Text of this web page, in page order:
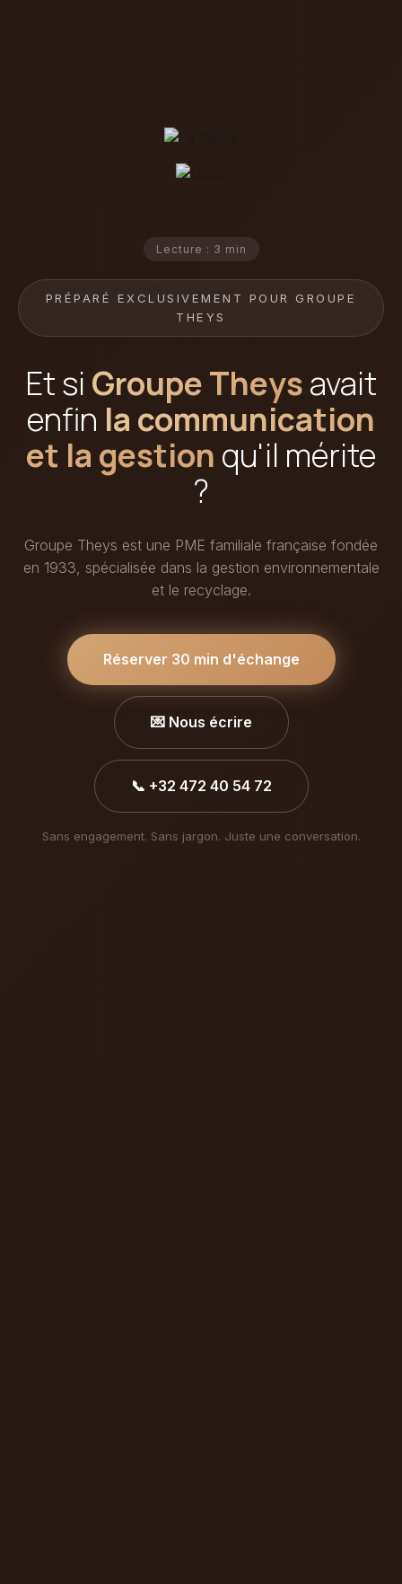
Lecture : 3 min
PRÉPARÉ EXCLUSIVEMENT POUR GROUPE
THEYS
Et si Groupe Theysavait
enfin la communication
et la gestion qu'il mérite
?
Groupe Theys est une PME familiale française fondée
en 1933, spécialisée dans la gestion environnementale
et le recyclage.
Réserver 30 min d'échange
💌 Nous écrire
📞 +32 472 40 54 72
Sans engagement. Sans jargon. Juste une conversation.